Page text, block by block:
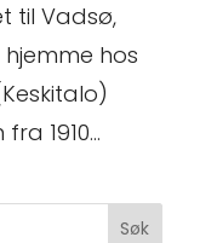
til Vadsø,
hos
1910...
Søk